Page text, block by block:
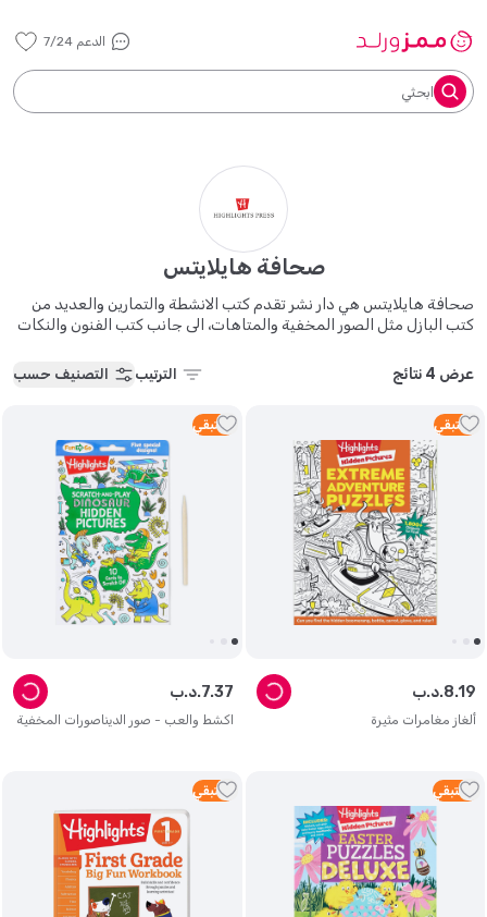
الدعم 7/24
ابحثي
صحافة هايلايتس
صحافة هايلايتس هي دار نشر تقدم كتب الانشطة والتمارين والعديد من
كتب البازل مثل الصور المخفية والمتاهات، الى جانب كتب الفنون والنكات
عرض 4 نتائج
الترتيب التصنيف حسب
5 متبقي
ألغاز مغامرات مثيرة
د.ب.8.19
1 متبقي
اكشط والعب - صور الديناصورات المخفية
د.ب.7.37
2 متبقي 1 متبقي